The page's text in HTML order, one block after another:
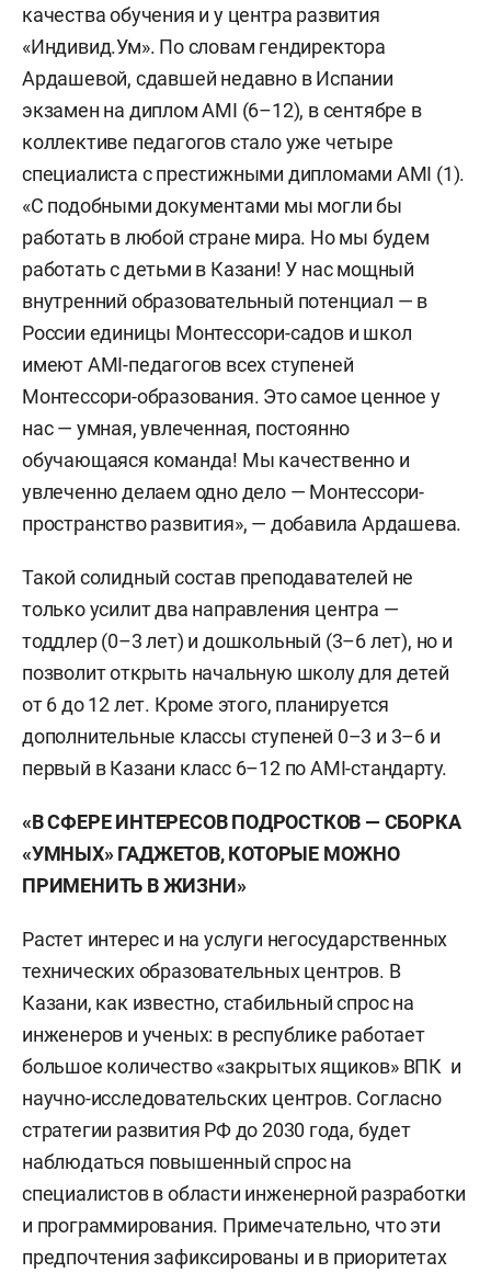
качества обучения и у центра развития
«Индивид.Ум». По словам гендиректора
Ардашевой, сдавшей недавно в Испании
экзамен на диплом AMI (6–12), в сентябре в
коллективе педагогов стало уже четыре
специалиста с престижными дипломами AMI (1).
«С подобными документами мы могли бы
работать в любой стране мира. Но мы будем
работать с детьми в Казани! У нас мощный
внутренний образовательный потенциал — в
России единицы Монтессори-садов и школ
имеют AMI-педагогов всех ступеней
Монтессори-образования. Это самое ценное у
нас — умная, увлеченная, постоянно
обучающаяся команда! Мы качественно и
увлеченно делаем одно дело — Монтессори-
пространство развития», — добавила Ардашева.
Такой солидный состав преподавателей не
только усилит два направления центра —
тоддлер (0–3 лет) и дошкольный (3–6 лет), но и
позволит открыть начальную школу для детей
от 6 до 12 лет. Кроме этого, планируется
дополнительные классы ступеней 0–3 и 3–6 и
первый в Казани класс 6–12 по AMI-стандарту.
«В СФЕРЕ ИНТЕРЕСОВ ПОДРОСТКОВ — СБОРКА
«УМНЫХ» ГАДЖЕТОВ, КОТОРЫЕ МОЖНО
ПРИМЕНИТЬ В ЖИЗНИ»
Растет интерес и на услуги негосударственных
технических образовательных центров. В
Казани, как известно, стабильный спрос на
инженеров и ученых: в республике работает
большое количество «закрытых ящиков» ВПК и
научно-исследовательских центров. Согласно
стратегии развития РФ до 2030 года, будет
наблюдаться повышенный спрос на
специалистов в области инженерной разработки
и программирования. Примечательно, что эти
предпочтения зафиксированы и в приоритетах